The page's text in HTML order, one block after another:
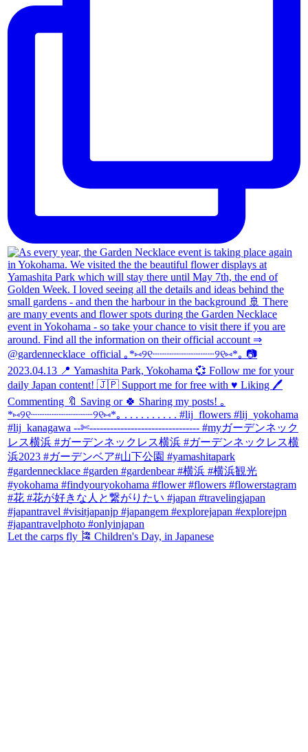
Let the carps fly 🎏 Children's Day, in Japanese